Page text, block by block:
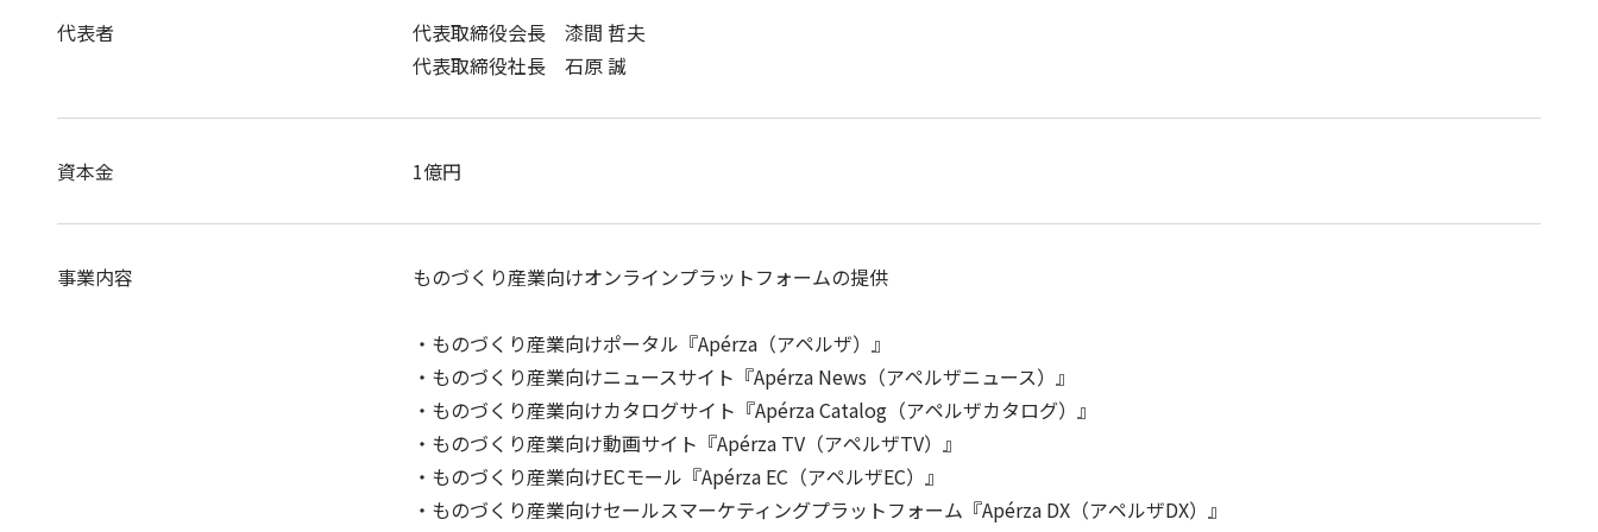
代表者
代表取締役会長 漆間 哲夫
代表取締役社長 石原 誠
資本金 1億円
事業内容 ものづくり産業向けオンラインプラットフォームの提供
・ものづくり産業向けポータル『Apérza（アペルザ）』
・ものづくり産業向けニュースサイト『Apérza News（アペルザニュース）』
・ものづくり産業向けカタログサイト『Apérza Catalog（アペルザカタログ）』
・ものづくり産業向け動画サイト『Apérza TV（アペルザTV）』
・ものづくり産業向けECモール『Apérza EC（アペルザEC）』
・ものづくり産業向けセールスマーケティングプラットフォーム『Apérza DX（アペルザDX）』